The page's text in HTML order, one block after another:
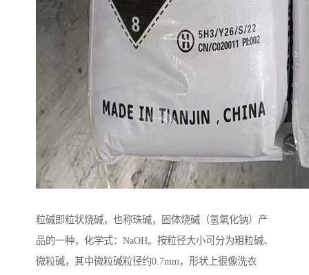
粒碱即粒状烧碱，也称珠碱，固体烧碱（氢氧化钠）产
品的一种，化学式：NaOH。按粒径大小可分为粗粒碱、
微粒碱，其中微粒碱粒径约0.7mm，形状上很像洗衣